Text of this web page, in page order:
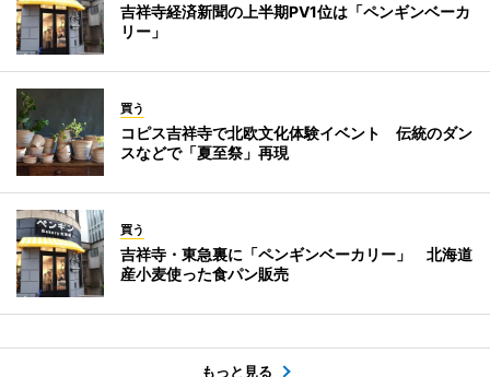
吉祥寺経済新聞の上半期PV1位は「ペンギンベーカ
リー」
買う
コピス吉祥寺で北欧文化体験イベント 伝統のダン
スなどで「夏至祭」再現
買う
吉祥寺・東急裏に「ペンギンベーカリー」 北海道
産小麦使った食パン販売
もっと見る